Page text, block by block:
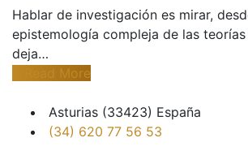
Hablar de investigación es mirar,
epistemología compleja de las
deja…
Read More
Asturias (33423) España
(34) 620 77 56 53